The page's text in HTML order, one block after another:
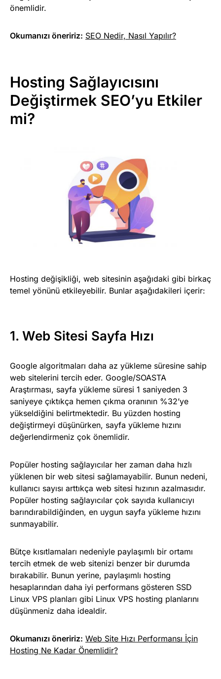
önemlidir.
Okumanızı öneririz: SEO Nedir, Nasıl Yapılır?
Hosting Sağlayıcısını
Değiştirmek SEO’yu Etkiler
mi?
Hosting değişikliği, web sitesinin aşağıdaki gibi birkaç
temel yönünü etkileyebilir. Bunlar aşağıdakileri içerir:
1. Web Sitesi Sayfa Hızı
Google algoritmaları daha az yükleme süresine sahip
web sitelerini tercih eder. Google/SOASTA
Araştırması, sayfa yükleme süresi 1 saniyeden 3
saniyeye çıktıkça hemen çıkma oranının %32’ye
yükseldiğini belirtmektedir. Bu yüzden hosting
değiştirmeyi düşünürken, sayfa yükleme hızını
değerlendirmeniz çok önemlidir.
Popüler hosting sağlayıcılar her zaman daha hızlı
yüklenen bir web sitesi sağlamayabilir. Bunun nedeni,
kullanıcı sayısı arttıkça web sitesi hızının azalmasıdır.
Popüler hosting sağlayıcılar çok sayıda kullanıcıyı
barındırabildiğinden, en uygun sayfa yükleme hızını
sunmayabilir.
Bütçe kısıtlamaları nedeniyle paylaşımlı bir ortamı
tercih etmek de web sitenizi benzer bir durumda
bırakabilir. Bunun yerine, paylaşımlı hosting
hesaplarından daha iyi performans gösteren SSD
Linux VPS planları gibi Linux VPS hosting planlarını
düşünmeniz daha idealdir.
Okumanızı öneririz: Web Site Hızı Performansı İçin
Hosting Ne Kadar Önemlidir?